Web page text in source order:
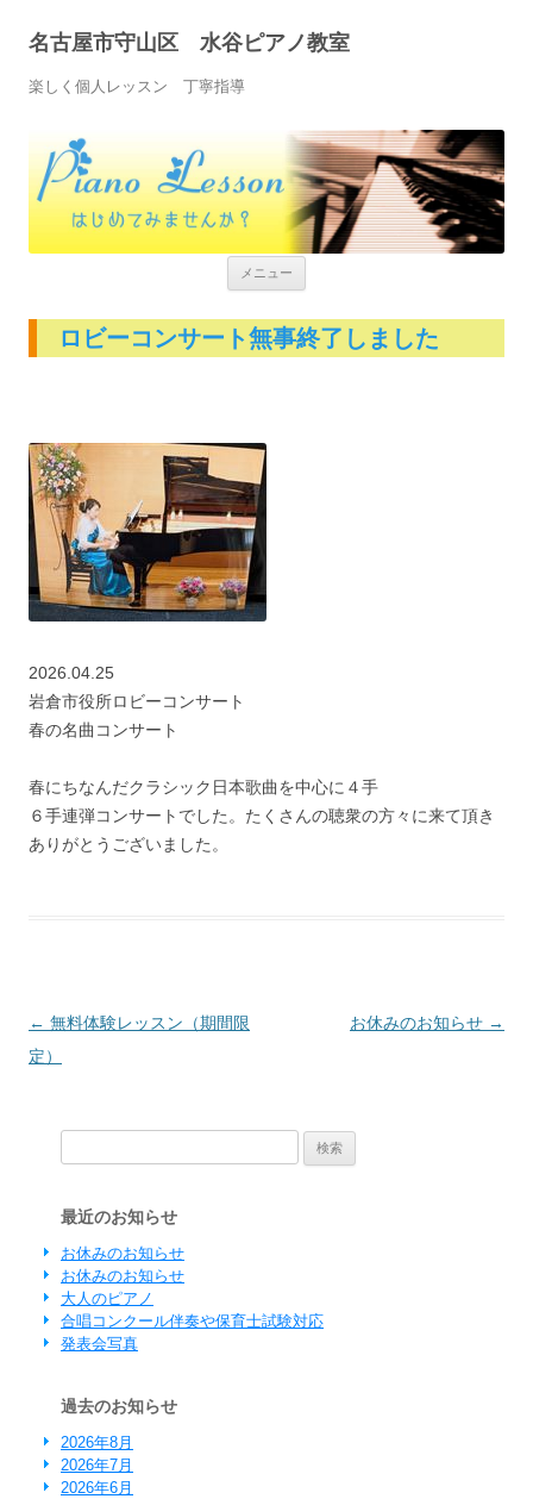
名古屋市守山区 水谷ピアノ教室
楽しく個人レッスン 丁寧指導
メニュー
ロビーコンサート無事終了しました
2026.04.25
岩倉市役所ロビーコンサート
春の名曲コンサート
春にちなんだクラシック日本歌曲を中心に４手
６手連弾コンサートでした。たくさんの聴衆の方々に来て頂き
ありがとうございました。
投稿ナビゲーション
← 無料体験レッスン（期間限
定）
お休みのお知らせ →
最近のお知らせ
お休みのお知らせ
お休みのお知らせ
大人のピアノ
合唱コンクール伴奏や保育士試験対応
発表会写真
過去のお知らせ
2026年8月
2026年7月
2026年6月